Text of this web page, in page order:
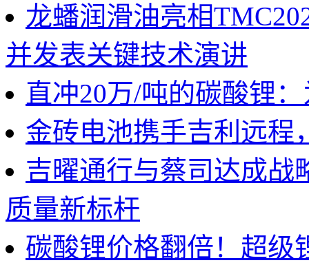
龙蟠润滑油亮相
并发表关键技术演讲
直冲20万/吨的碳酸锂
金砖电池携手吉利远程
吉曜通行与蔡司达成战
质量新标杆
碳酸锂价格翻倍！超级